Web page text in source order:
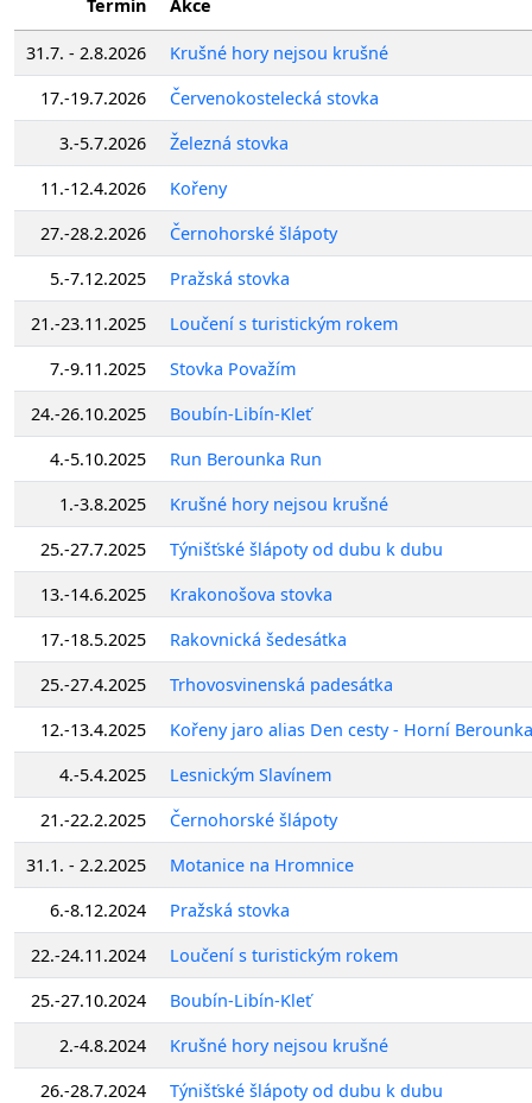
Termín Akce
31.7. - 2.8.2026
Krušné hory nejsou krušné
17.-19.7.2026
Červenokostelecká stovka
3.-5.7.2026
Železná stovka
11.-12.4.2026
Kořeny
27.-28.2.2026
Černohorské šlápoty
5.-7.12.2025
Pražská stovka
21.-23.11.2025
Loučení s turistickým rokem
7.-9.11.2025
Stovka Považím
24.-26.10.2025
Boubín-Libín-Kleť
4.-5.10.2025
Run Berounka Run
1.-3.8.2025
Krušné hory nejsou krušné
25.-27.7.2025
Týnišťské šlápoty od dubu k dubu
13.-14.6.2025
Krakonošova stovka
17.-18.5.2025
Rakovnická šedesátka
25.-27.4.2025
Trhovosvinenská padesátka
12.-13.4.2025
Kořeny jaro alias Den cesty - Horní Berounka
4.-5.4.2025
Lesnickým Slavínem
21.-22.2.2025
Černohorské šlápoty
31.1. - 2.2.2025
Motanice na Hromnice
6.-8.12.2024
Pražská stovka
22.-24.11.2024
Loučení s turistickým rokem
25.-27.10.2024
Boubín-Libín-Kleť
2.-4.8.2024
Krušné hory nejsou krušné
26.-28.7.2024
Týnišťské šlápoty od dubu k dubu